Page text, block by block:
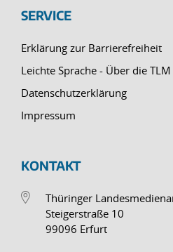
SERVICE
Erklärung zur Barrierefreiheit
Leichte Sprache - Über die TLM
Datenschutzerklärung
Impressum
KONTAKT
Thüringer
Steigerstraße 10
99096 Erfurt